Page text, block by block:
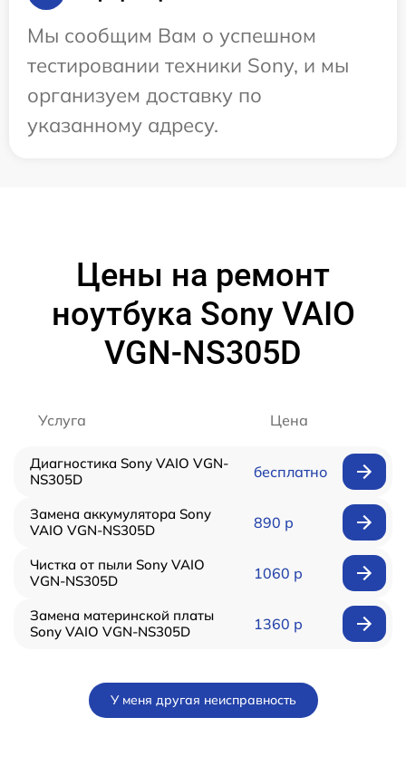
Мы сообщим Вам о успешном
тестировании техники Sony, и мы
организуем доставку по
указанному адресу.
Цены на ремонт
ноутбука Sony VAIO
VGN-NS305D
Услуга Цена
Диагностика Sony VAIO VGN-
NS305D
бесплатно
Замена аккумулятора Sony
VAIO VGN-NS305D
890 р
Чистка от пыли Sony VAIO
VGN-NS305D
1060 р
Замена материнской платы
Sony VAIO VGN-NS305D
1360 р
У меня другая неисправность